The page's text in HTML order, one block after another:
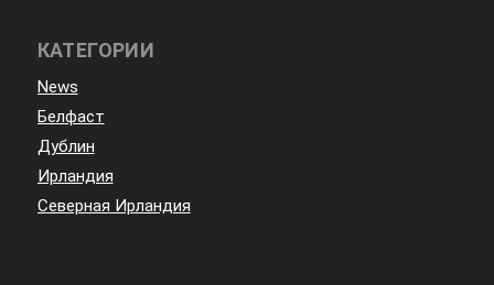
КАТЕГОРИИ
News
Белфаст
Дублин
Ирландия
Северная Ирландия